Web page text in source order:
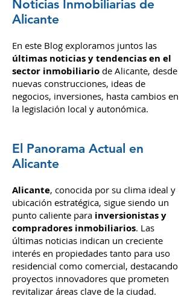
Noticias Inmobiliarias de
Alicante
En este Blog exploramos juntos las
últimas noticias y tendencias en el
sector inmobiliariode Alicante, desde
la legislación local y autonómica.
El Panorama Actual en
Alicante
Alicante, conocida por su clima ideal y
ubicación estratégica, sigue siendo un
punto caliente parainversionistas y
compradores inmobiliarios. Las
últimas noticias indican un creciente
interés en propiedades tanto para uso